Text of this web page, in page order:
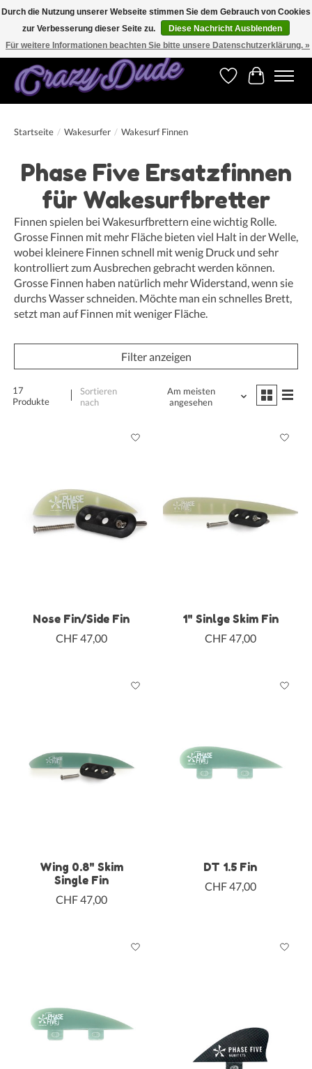
Versandkostenfrei bestellen ab CHF 200.00 in der Schweiz und ab EUR 250.00 in den
meisten Ländern weltweit.
Wunschzettel
Ihr
Startseite / Wakesurfer / Wakesurf Finnen
Phase Five Ersatzfinnen
für Wakesurfbretter
Finnen spielen bei Wakesurfbrettern eine wichtig Rolle.
Grosse Finnen mit mehr Fläche bieten viel Halt in der Welle,
wobei kleinere Finnen schnell mit wenig Druck und sehr
kontrolliert zum Ausbrechen gebracht werden können.
Grosse Finnen haben natürlich mehr Widerstand, wenn sie
durchs Wasser schneiden. Möchte man ein schnelles Brett,
setzt man auf Finnen mit weniger Fläche.
Filter anzeigen
17
Produkte
Sortieren
nach
Am meisten
angesehen
Nose Fin/Side Fin
CHF 47,00
1" Sinlge Skim Fin
CHF 47,00
Wing 0.8" Skim
Single Fin
CHF 47,00
DT 1.5 Fin
CHF 47,00
Durch die Nutzung unserer Webseite stimmen Sie dem Gebrauch von Cookies
zur Verbesserung dieser Seite zu.
Diese Nachricht Ausblenden
Für weitere Informationen beachten Sie bitte unsere Datenschutzerklärung. »